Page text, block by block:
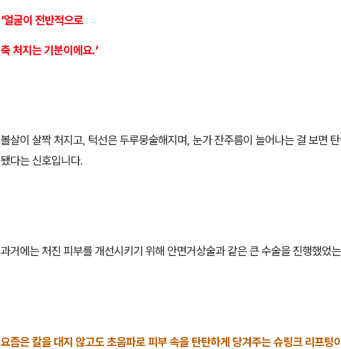
'얼굴이 전반적으로
축 처지는 기분이에요.'
볼살이 살짝 처지고, 턱선은 두루뭉술해지며, 눈가 잔주름이 늘어나는 걸 보면
됐다는 신호입니다.
과거에는 처진 피부를 개선시키기 위해 안면거상술과 같은 큰 수술을 진행했었
요즘은 칼을 대지 않고도 초음파로 피부 속을 탄탄하게 당겨주는 슈링크 리프팅